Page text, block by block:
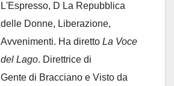
L'Espresso, D La Repubblica
delle Donne, Liberazione,
Avvenimenti. Ha diretto La Voce
del Lago. Direttrice di
Gente di Bracciano e Visto da